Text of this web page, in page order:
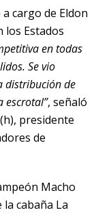
cargo de Eldon
los Estados
en todas
Se vio
distribución de
escrotal”, señaló
presidente
de
Macho
cabaña La